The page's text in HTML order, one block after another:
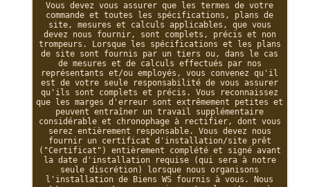
Vous devez vous assurer que les termes de votre
commande et toutes les spécifications, plans de
site, mesures et calculs applicables, que vous
devez nous fournir, sont complets, précis et non
trompeurs. Lorsque les spécifications et les plans
de site sont fournis par un tiers ou, dans le cas
de mesures et de calculs effectués par nos
représentants et/ou employés, vous convenez qu'il
est de votre seule responsabilité de vous assurer
qu'ils sont complets et précis. Vous reconnaissez
que les marges d'erreur sont extrêmement petites et
peuvent entraîner un travail supplémentaire
considérable et chronophage à rectifier, dont vous
serez entièrement responsable. Vous devez nous
fournir un certificat d'installation/site prêt
("Certificat") entièrement complété et signé avant
la date d'installation requise (qui sera à notre
seule discrétion) lorsque nous organisons
l'installation de Biens WS fournis à vous. Nous